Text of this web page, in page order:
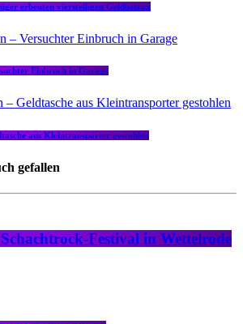
erbeuten vierstelligen Geldbetrag
Einbruch in Garage
aus Kleintransporter gestohlen
gefallen
Festival in Wettelrode